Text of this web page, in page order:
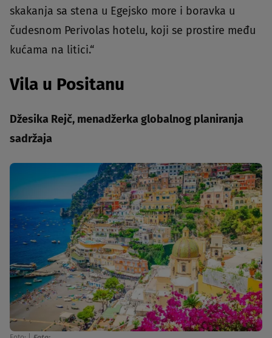
skakanja sa stena u Egejsko more i boravka u
čudesnom Perivolas hotelu, koji se prostire među
kućama na litici.“
Vila u Positanu
Džesika Rejč, menadžerka globalnog planiranja
sadržaja